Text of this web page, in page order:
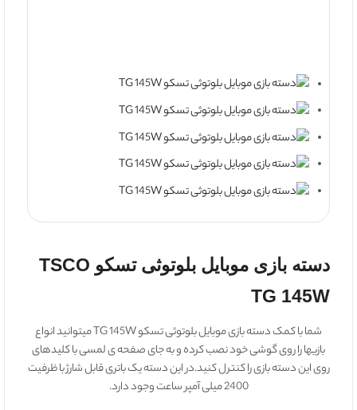
دسته بازی موبایل بلوتوثی تسکو TSCO
TG 145W
شما با کمک دسته بازی موبایل بلوتوثی تسکو TG 145W میتوانید انواع
بازیها را روی گوشی خود نصب کرده و به‌ جای صفحه ‌ی لمسی با کلیدهای
روی این دسته بازی را کنترل کنید.در این دسته یک باتری قابل شارژ با ظرفیت
2400 میلی آمپر ساعت وجود دارد.